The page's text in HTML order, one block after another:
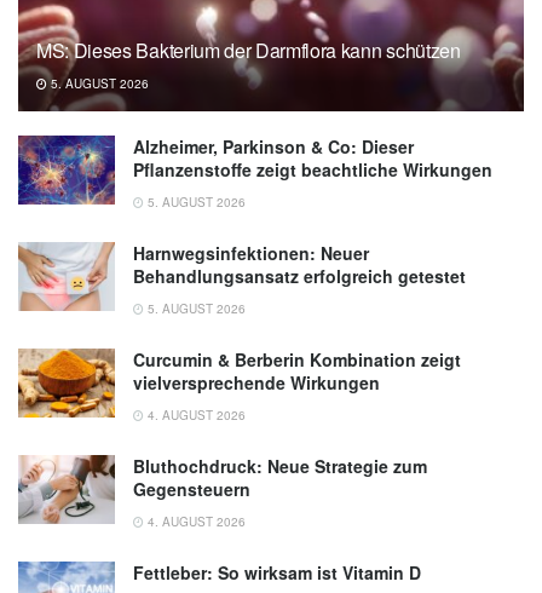
MS: Dieses Bakterium der Darmflora kann schützen
5. AUGUST 2026
Alzheimer, Parkinson & Co: Dieser
Pflanzenstoffe zeigt beachtliche Wirkungen
5. AUGUST 2026
Harnwegsinfektionen: Neuer
Behandlungsansatz erfolgreich getestet
5. AUGUST 2026
Curcumin & Berberin Kombination zeigt
vielversprechende Wirkungen
4. AUGUST 2026
Bluthochdruck: Neue Strategie zum
Gegensteuern
4. AUGUST 2026
Fettleber: So wirksam ist Vitamin D